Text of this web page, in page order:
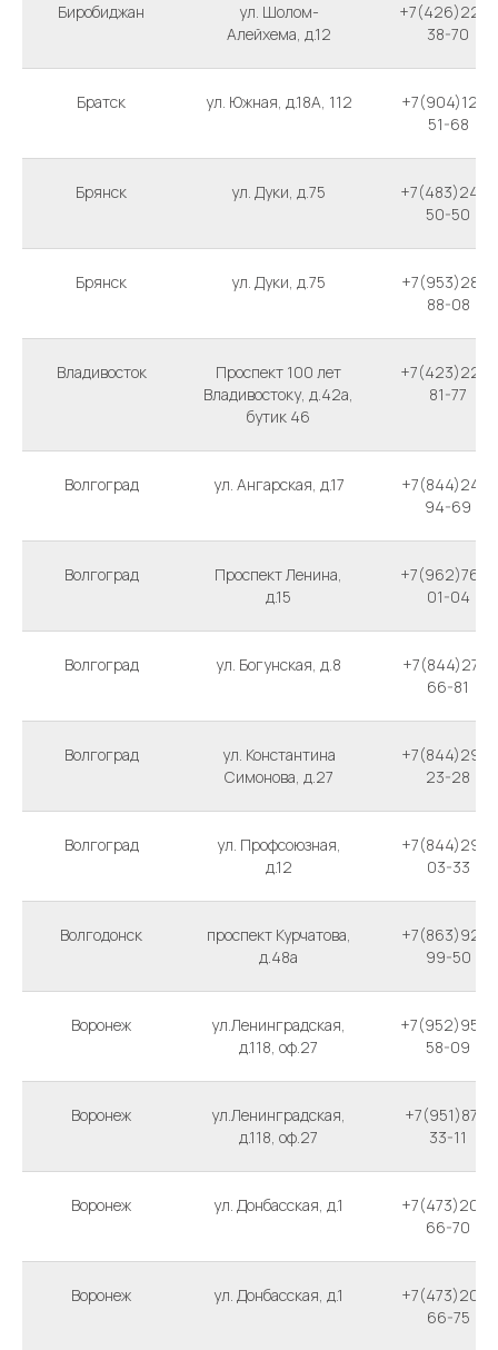
Биробиджан
ул. Шолом-
Алейхема, д.12
+7(426)222-
38-70
Братск ул. Южная, д.18А, 112
+7(904)122-
51-68
Брянск ул. Дуки, д.75
+7(483)240-
50-50
Брянск ул. Дуки, д.75
+7(953)288-
88-08
Владивосток
Проспект 100 лет
Владивостоку, д.42а,
бутик 46
+7(423)222-
81-77
Волгоград ул. Ангарская, д.17
+7(844)245-
94-69
Волгоград
Проспект Ленина,
д.15
+7(962)760-
01-04
Волгоград ул. Богунская, д.8
+7(844)273-
66-81
Волгоград
ул. Константина
Симонова, д.27
+7(844)298-
23-28
Волгоград
ул. Профсоюзная,
д.12
+7(844)298-
03-33
Волгодонск
проспект Курчатова,
д.48а
+7(863)923-
99-50
Воронеж
ул.Ленинградская,
д.118, оф.27
+7(952)956-
58-09
Воронеж
ул.Ленинградская,
д.118, оф.27
+7(951)871-
33-11
Воронеж ул. Донбасская, д.1
+7(473)202-
66-70
Воронеж ул. Донбасская, д.1
+7(473)202-
66-75